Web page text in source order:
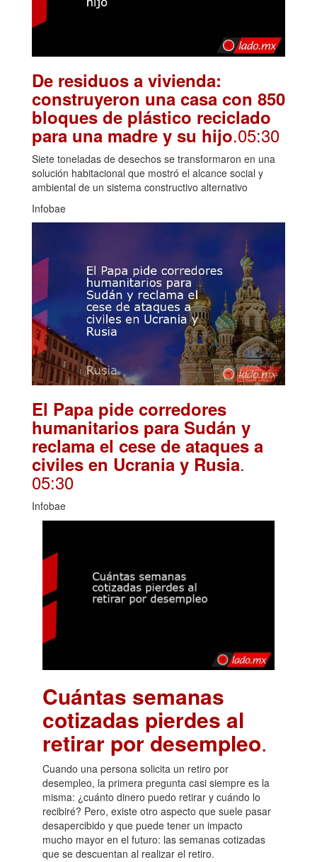
De residuos a vivienda:
construyeron una casa con 850
bloques de plástico reciclado
para una madre y su hijo.05:30
Siete toneladas de desechos se transformaron en una
solución habitacional que mostró el alcance social y
ambiental de un sistema constructivo alternativo
Infobae
El Papa pide corredores
humanitarios para Sudán y
reclama el cese de ataques a
civiles en Ucrania y Rusia.
05:30
Infobae
Cuántas semanas
cotizadas pierdes al
retirar por desempleo.
Cuando una persona solicita un retiro por
desempleo, la primera pregunta casi siempre es la
misma: ¿cuánto dinero puedo retirar y cuándo lo
recibiré? Pero, existe otro aspecto que suele pasar
desapercibido y que puede tener un impacto
mucho mayor en el futuro: las semanas cotizadas
que se descuentan al realizar el retiro.